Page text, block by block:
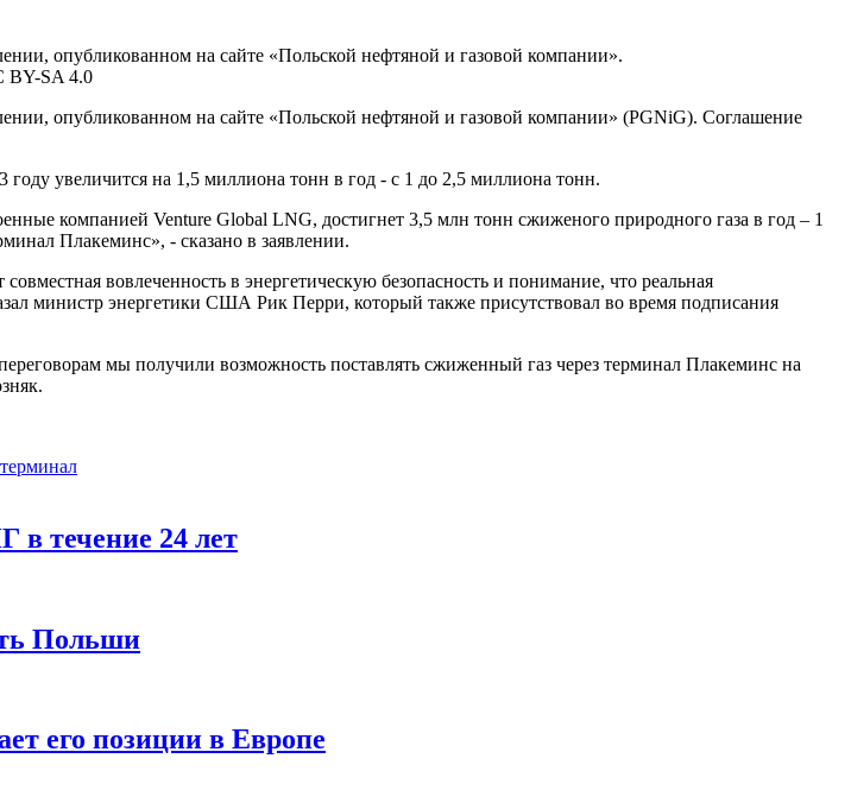
опубликованном на сайте «Польской нефтяной и газовой компании».
BY-SA 4.0
опубликованном на сайте «Польской нефтяной и газовой компании» (PGNiG). Соглашение
увеличится на 1,5 миллиона тонн в год - с 1 до 2,5 миллиона тонн.
компанией Venture Global LNG, достигнет 3,5 млн тонн сжиженого природного газа в год – 1
Плакеминс», - сказано в заявлении.
вовлеченность в энергетическую безопасность и понимание, что реальная
министр энергетики США Рик Перри, который также присутствовал во время подписания
мы получили возможность поставлять сжиженный газ через терминал Плакеминс на
течение 24 лет
Польши
его позиции в Европе